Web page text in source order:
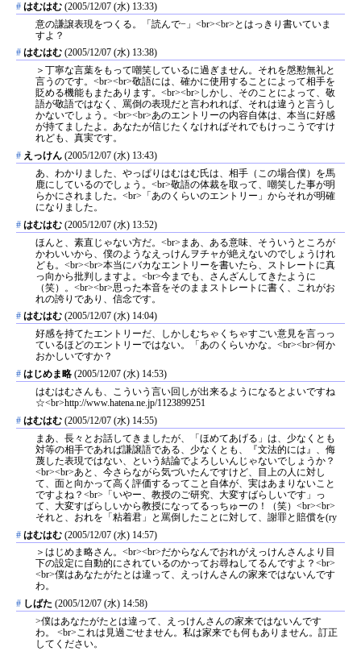
# はむはむ (2005/12/07 (水) 13:33)
意の謙譲表現をつくる。「読んで−」<br><br>とはっきり書いていま
すよ？
# はむはむ (2005/12/07 (水) 13:38)
＞丁寧な言葉をもって嘲笑しているに過ぎません。それを慇懃無礼と
言うのです。<br><br>敬語には、確かに使用することによって相手を
貶める機能もまたあります。<br><br>しかし、そのことによって、敬
語が敬語ではなく、罵倒の表現だと言われれば、それは違うと言うし
かないでしょう。<br><br>あのエントリーの内容自体は、本当に好感
が持てましたよ。あなたが信じたくなければそれでもけっこうですけ
れども、真実です。
# えっけん (2005/12/07 (水) 13:43)
あ、わかりました、やっぱりはむはむ氏は、相手（この場合僕）を馬
鹿にしているのでしょう。<br>敬語の体裁を取って、嘲笑した事が明
らかにされました。<br>「あのくらいのエントリー」からそれが明確
になりました。
# はむはむ (2005/12/07 (水) 13:52)
ほんと、素直じゃない方だ。<br>まあ、ある意味、そういうところが
かわいいから、僕のようなえっけんヲチャが絶えないのでしょうけれ
ども。<br><br>本当にバカなエントリーを書いたら、ストレートに真
っ向から批判しますよ。<br>今までも、さんざんしてきたように
（笑）。<br><br>思った本音をそのままストレートに書く、これがお
れの誇りであり、信念です。
# はむはむ (2005/12/07 (水) 14:04)
好感を持てたエントリーだ、しかしむちゃくちゃすごい意見を言っっ
ているほどのエントリーではない。「あのくらいかな。<br><br>何か
おかしいですか？
# はじめま略 (2005/12/07 (水) 14:53)
はむはむさんも、こういう言い回しが出来るようになるとよいですね
☆<br>http://www.hatena.ne.jp/1123899251
# はむはむ (2005/12/07 (水) 14:55)
まあ、長々とお話してきましたが、「ほめてあげる」は、少なくとも
対等の相手であれば謙譲語である、少なくとも、『文法的には』、侮
蔑した表現ではない、という結論でよろしいんじゃないでしょうか？
<br><br>あと、今さらながら気づいたんですけど、目上の人に対し
て、面と向かって高く評価するってこと自体が、実はあまりないこと
ですよね？<br>「いやー、教授のご研究、大変すばらしいです」っ
て、大変すばらしいから教授になってるっちゅーの！（笑）<br><br>
それと、おれを「粘着君」と罵倒したことに対して、謝罪と賠償を(ry
# はむはむ (2005/12/07 (水) 14:57)
＞はじめま略さん。<br><br>だからなんでおれがえっけんさんより目
下の設定に自動的にされているのかってお尋ねしてるんですよ？<br>
<br>僕はあなたがたとは違って、えっけんさんの家来ではないんです
わ。
# しばた (2005/12/07 (水) 14:58)
>僕はあなたがたとは違って、えっけんさんの家来ではないんです
わ。 <br>これは見過ごせません。私は家来でも何もありません。訂正
してください。